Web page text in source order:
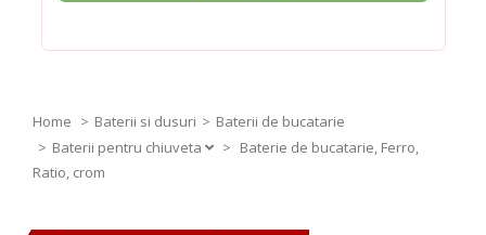
Home Baterii si dusuri
Baterii de bucatarie
Baterii pentru chiuveta
> Baterie de bucatarie, Ferro,
Ratio, crom